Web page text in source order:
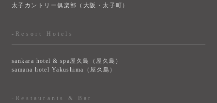
太子カントリー俱楽部（大阪・太子町）
-Resort Hotels
sankara hotel & spa屋久島（屋久島）
samana hotel Yakushima（屋久島）
-Restaurants & Bar